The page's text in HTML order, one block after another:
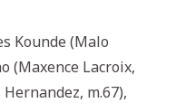
Kounde (Malo
(Maxence Lacroix,
m.67),